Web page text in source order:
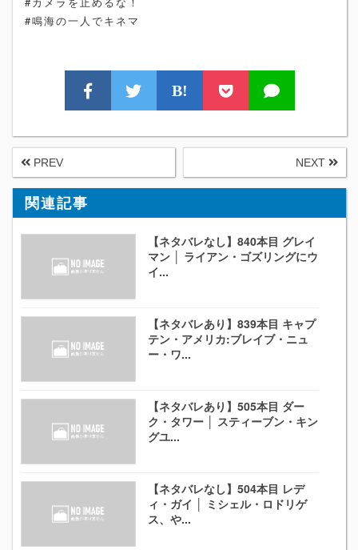
#鳴海の一人でキネマ
B!
PREV NEXT
関連記事
【ネタバレなし】840本目 グレイ
マン │ ライアン・ゴズリングにウ
イ...
【ネタバレあり】839本目 キャプ
テン・アメリカ:ブレイブ・ニュ
ー・ワ...
【ネタバレあり】505本目 ダー
ク・タワー │ スティーブン・キン
グユ...
【ネタバレなし】504本目 レデ
ィ・ガイ │ ミシェル・ロドリゲ
ス、や...